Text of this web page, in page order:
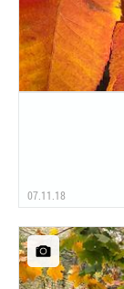
07.11.18